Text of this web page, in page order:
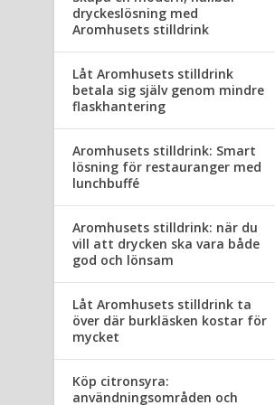
dryckeslösning med
Aromhusets stilldrink
Låt Aromhusets stilldrink
betala sig själv genom mindre
flaskhantering
Aromhusets stilldrink: Smart
lösning för restauranger med
lunchbuffé
Aromhusets stilldrink: när du
vill att drycken ska vara både
god och lönsam
Låt Aromhusets stilldrink ta
över där burkläsken kostar för
mycket
Köp citronsyra:
användningsområden och